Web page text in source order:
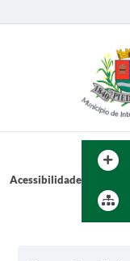
Acessibilidade